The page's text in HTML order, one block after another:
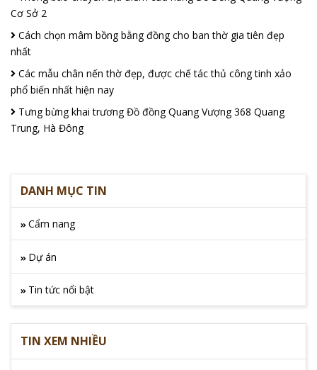
Cơ Sở 2
Cách chọn mâm bồng bằng đồng cho ban thờ gia tiên đẹp
nhất
Các mẫu chân nến thờ đẹp, được chế tác thủ công tinh xảo
phổ biến nhất hiện nay
Tưng bừng khai trương Đồ đồng Quang Vượng 368 Quang
Trung, Hà Đông
DANH MỤC TIN
Cẩm nang
Dự án
Tin tức nổi bật
TIN XEM NHIỀU